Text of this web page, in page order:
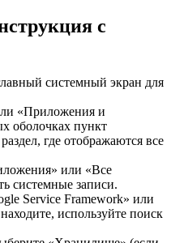
с
системный экран для
«Приложения и
оболочках пункт
где отображаются все
или «Все
системные записи.
Service Framework» или
используйте поиск